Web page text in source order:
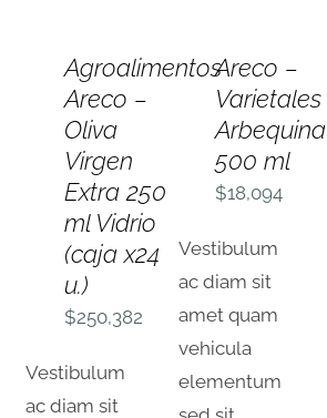
CARRITO
DETALLES
Agroalimentos
Areco –
Oliva
Virgen
Extra 250
ml Vidrio
(caja x24
u.)
$250,382
Vestibulum
ac diam sit
CARRITO
DETALLES
Areco –
Varietales
Arbequina
500 ml
$18,094
Vestibulum
ac diam sit
amet quam
vehicula
elementum